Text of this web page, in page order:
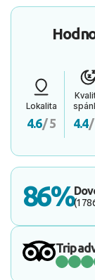
Lokalita
4.6/ 5 4.4/
86%